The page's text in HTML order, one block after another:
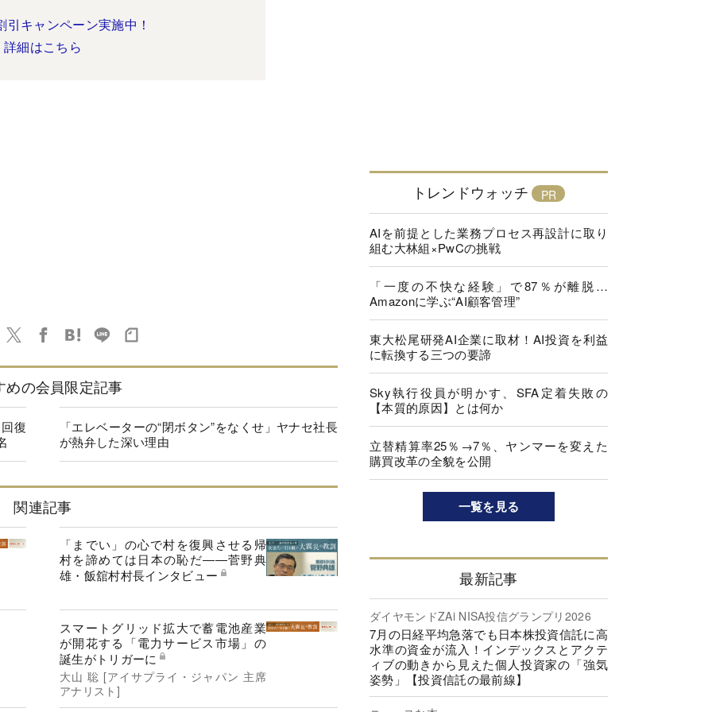
引キャンペーン実施中！
詳細はこちら
めの会員限定記事
復
「エレベーターの“閉ボタン”をなくせ」ヤナセ社長
が熱弁した深い理由
関連記事
「までい」の心で村を復興させる帰
村を諦めては日本の恥だ――菅野典
雄・飯舘村村長インタビュー
スマートグリッド拡大で蓄電池産業
が開花する「電力サービス市場」の
誕生がトリガーに
大山 聡 [アイサプライ・ジャパン 主席
アナリスト]
トレンドウォッチ
AIを前提とした業務プロセス再設計に取り
組む大林組×PwCの挑戦
「一度の不快な経験」で87％が離脱…
Amazonに学ぶ“AI顧客管理”
東大松尾研発AI企業に取材！AI投資を利益
に転換する三つの要諦
Sky執行役員が明かす、SFA定着失敗の
【本質的原因】とは何か
立替精算率25％→7％、ヤンマーを変えた
購買改革の全貌を公開
一覧を見る
最新記事
ダイヤモンドZAi NISA投信グランプリ2026
7月の日経平均急落でも日本株投資信託に高
水準の資金が流入！インデックスとアクテ
ィブの動きから見えた個人投資家の「強気
姿勢」【投資信託の最前線】